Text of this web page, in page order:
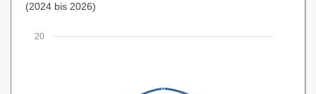
(2024 bis 2026)
20